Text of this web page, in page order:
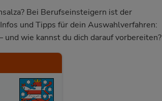
Bei Berufseinsteigern ist der
und Tipps für dein Auswahlverfahren:
wie kannst du dich darauf vorbereiten?